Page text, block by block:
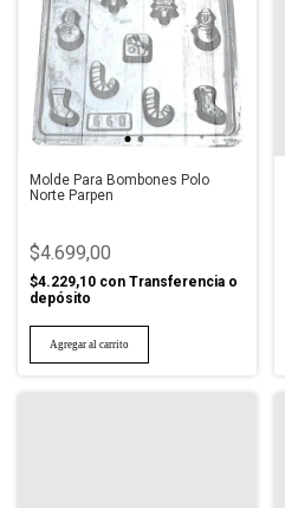
Molde Para Bombones Polo
Norte Parpen
$4.699,00
$4.229,10 con Transferencia o
depósito